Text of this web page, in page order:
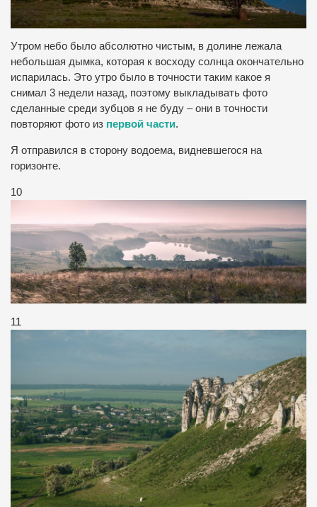
Утром небо было абсолютно чистым, в долине лежала
небольшая дымка, которая к восходу солнца окончательно
испарилась. Это утро было в точности таким какое я
снимал 3 недели назад, поэтому выкладывать фото
сделанные среди зубцов я не буду – они в точности
повторяют фото из первой части.
Я отправился в сторону водоема, видневшегося на
горизонте.
10
11